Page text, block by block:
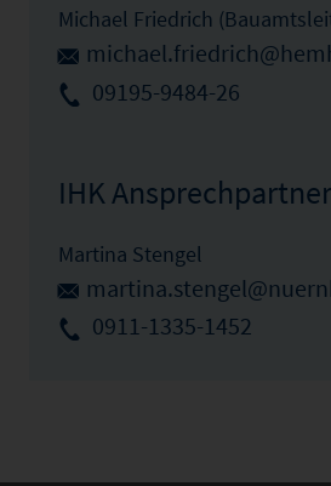
Michael Friedrich
09195-9484-26
IHK Ansprechpartner
Martina Stengel
0911-1335-1452